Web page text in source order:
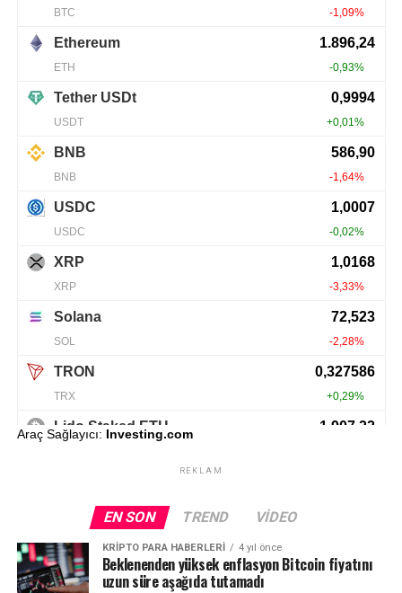
Araç Sağlayıcı: Investing.com
REKLAM
EN SON TREND VIDEO
KRIPTO PARA HABERLERI 4 yıl önce
Beklenenden yüksek enflasyon Bitcoin fiyatını
uzun süre aşağıda tutamadı